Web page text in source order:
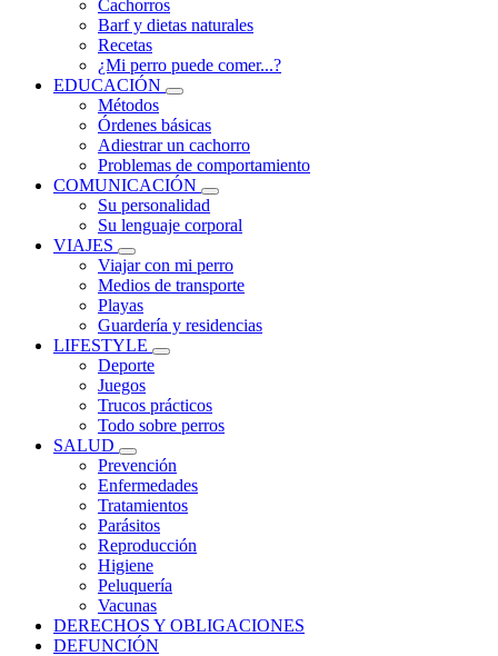
Cachorros
Barf y dietas naturales
Recetas
¿Mi perro puede comer...?
EDUCACIÓN
Métodos
Órdenes básicas
Adiestrar un cachorro
Problemas de comportamiento
COMUNICACIÓN
Su personalidad
Su lenguaje corporal
VIAJES
Viajar con mi perro
Medios de transporte
Playas
Guardería y residencias
LIFESTYLE
Deporte
Juegos
Trucos prácticos
Todo sobre perros
SALUD
Prevención
Enfermedades
Tratamientos
Parásitos
Reproducción
Higiene
Peluquería
Vacunas
DERECHOS Y OBLIGACIONES
DEFUNCIÓN